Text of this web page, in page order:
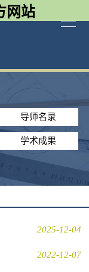
网站
导师名录
学术成果
2025-12-04
2022-12-07